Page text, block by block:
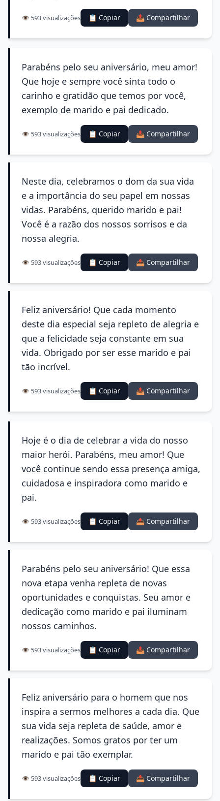
👁️ 593 visualizações 📋 Copiar 📤 Compartilhar
Parabéns pelo seu aniversário, meu amor!
Que hoje e sempre você sinta todo o
carinho e gratidão que temos por você,
exemplo de marido e pai dedicado.
👁️ 593 visualizações 📋 Copiar 📤 Compartilhar
Neste dia, celebramos o dom da sua vida
e a importância do seu papel em nossas
vidas. Parabéns, querido marido e pai!
Você é a razão dos nossos sorrisos e da
nossa alegria.
👁️ 593 visualizações 📋 Copiar 📤 Compartilhar
Feliz aniversário! Que cada momento
deste dia especial seja repleto de alegria e
que a felicidade seja constante em sua
vida. Obrigado por ser esse marido e pai
tão incrível.
👁️ 593 visualizações 📋 Copiar 📤 Compartilhar
Hoje é o dia de celebrar a vida do nosso
maior herói. Parabéns, meu amor! Que
você continue sendo essa presença amiga,
cuidadosa e inspiradora como marido e
pai.
👁️ 593 visualizações 📋 Copiar 📤 Compartilhar
Parabéns pelo seu aniversário! Que essa
nova etapa venha repleta de novas
oportunidades e conquistas. Seu amor e
dedicação como marido e pai iluminam
nossos caminhos.
👁️ 593 visualizações 📋 Copiar 📤 Compartilhar
Feliz aniversário para o homem que nos
inspira a sermos melhores a cada dia. Que
sua vida seja repleta de saúde, amor e
realizações. Somos gratos por ter um
marido e pai tão exemplar.
👁️ 593 visualizações 📋 Copiar 📤 Compartilhar